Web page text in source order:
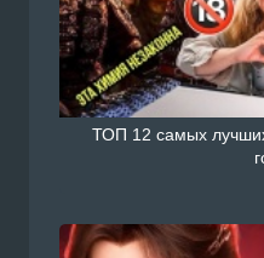
ТОП 12 самых